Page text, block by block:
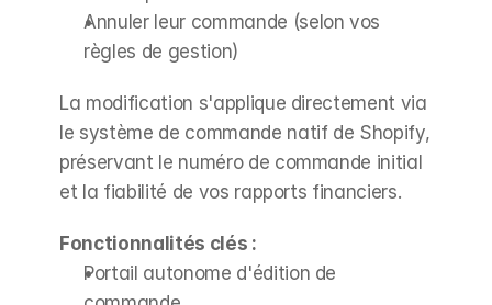
Annuler leur commande (selon vos
règles de gestion)
La modification s'applique directement via
le système de commande natif de Shopify,
préservant le numéro de commande initial
et la fiabilité de vos rapports financiers.
Fonctionnalités clés :
Portail autonome d'édition de